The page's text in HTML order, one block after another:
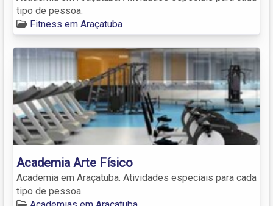
tipo de pessoa.
Fitness em Araçatuba
Academia Arte Físico
Academia em Araçatuba. Atividades especiais para cada
tipo de pessoa.